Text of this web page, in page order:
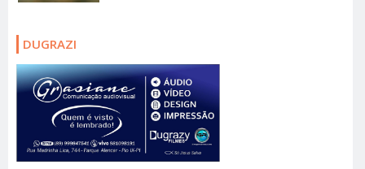
DUGRAZI